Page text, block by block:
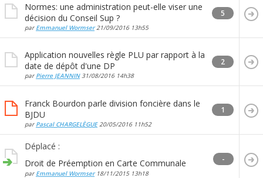
Normes: une administration peut-elle viser une
décision du Conseil Sup ?
par Emmanuel Wormser21/09/2016 13h55
5
Application nouvelles règle PLU par rapport à la
date de dépôt d'une DP
par Pierre JEANNIN31/08/2016 14h38
2
Franck Bourdon parle division foncière dans le
BJDU
par Pascal CHARGELÈGUE20/05/2016 11h52
1
Déplacé :
Droit de Préemption en Carte Communale
par Emmanuel Wormser18/11/2015 13h18
-